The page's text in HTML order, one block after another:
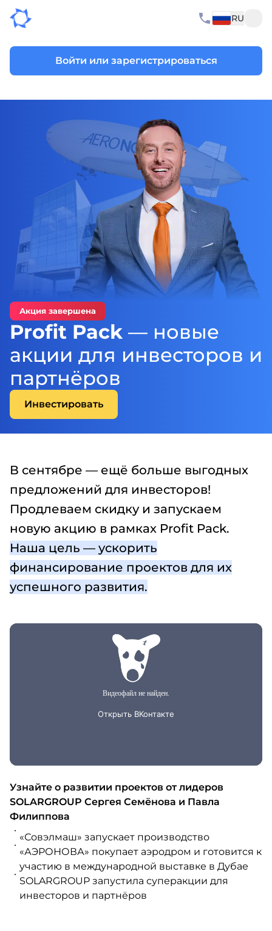
RU
Войти или зарегистрироваться
Акция завершена
Profit Pack — новые
акции для инвесторов и
партнёров
Инвестировать
В сентябре — ещё больше выгодных
предложений для инвесторов!
Продлеваем скидку и запускаем
новую акцию в рамках Profit Pack.
Наша цель — ускорить
финансирование проектов для их
успешного развития.
Узнайте о развитии проектов от лидеров
SOLARGROUP Сергея Семёнова и Павла
Филиппова
«Совэлмаш» запускает производство
«АЭРОНОВА» покупает аэродром и готовится к
участию в международной выставке в Дубае
SOLARGROUP запустила суперакции для
инвесторов и партнёров